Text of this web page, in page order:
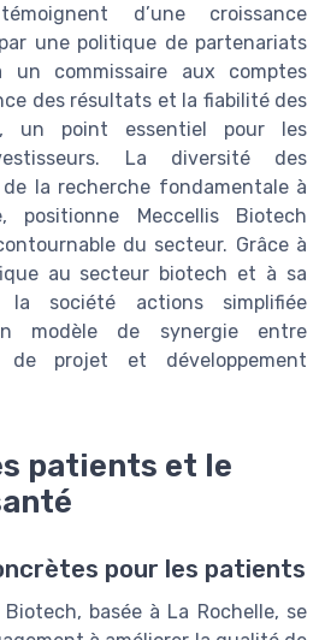
d’une croissance
une politique de partenariats
un commissaire aux comptes
des résultats et la fiabilité des
un point essentiel pour les
La diversité des
la recherche fondamentale à
positionne Meccellis Biotech
du secteur. Grâce à
au secteur biotech et à sa
la société actions simplifiée
modèle de synergie entre
de projet et développement
patients et le
pour les patients
Biotech, basée à La Rochelle, se